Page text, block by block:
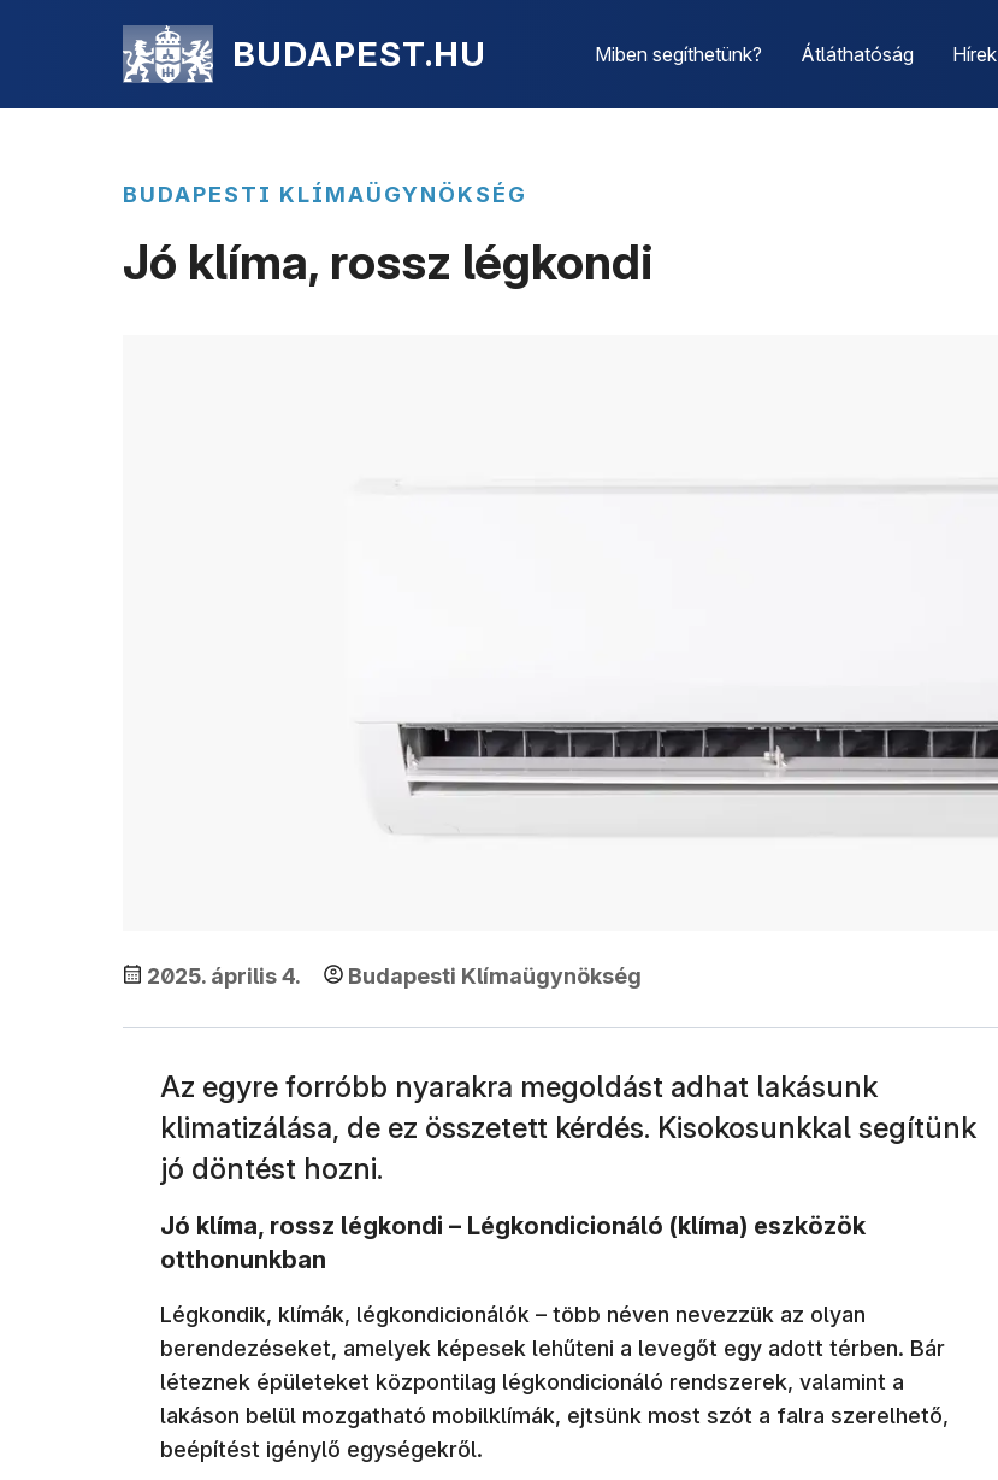
BUDAPEST.HU Miben segíthetünk? Átláthatóság Hírek
BUDAPESTI KLÍMAÜGYNÖKSÉG
Jó klíma, rossz légkondi
2025. április 4. Budapesti Klímaügynökség
Az egyre forróbb nyarakra megoldást adhat lakásunk
klimatizálása, de ez összetett kérdés. Kisokosunkkal segítünk
jó döntést hozni.
Jó klíma, rossz légkondi – Légkondicionáló (klíma) eszközök
otthonunkban
Légkondik, klímák, légkondicionálók – több néven nevezzük az olyan
berendezéseket, amelyek képesek lehűteni a levegőt egy adott térben. Bár
léteznek épületeket központilag légkondicionáló rendszerek, valamint a
lakáson belül mozgatható mobilklímák, ejtsünk most szót a falra szerelhető,
beépítést igénylő egységekről.